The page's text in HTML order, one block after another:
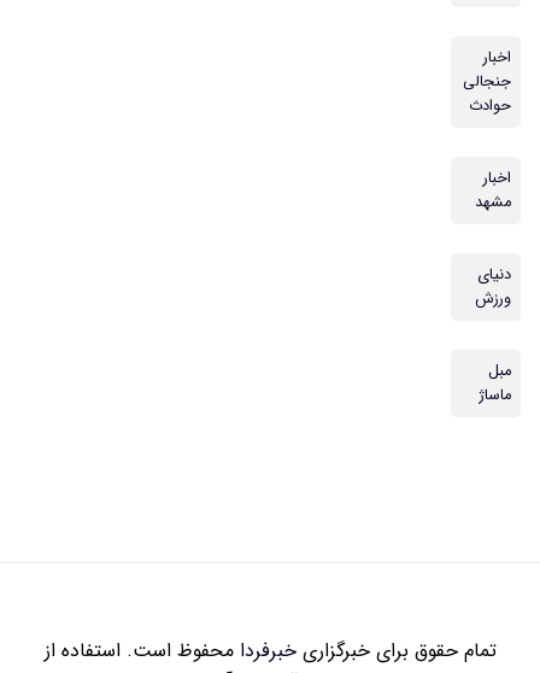
اخبار
جنجالی
حوادث
اخبار
مشهد
دنیای
ورزش
مبل
ماساژ
تمام حقوق برای خبرگزاریخبرفردامحفوظ است. استفاده از